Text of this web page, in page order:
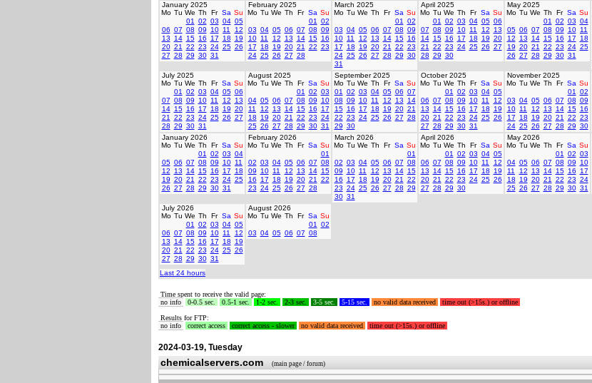
January 2025
Mo Tu We Th Fr Sa Su
01
02 03 04 05
06 07 08 09 10 11
12
13
14 15 16 17 18
19
20 21 22 23 24 25 26
27 28 29 30 31
February 2025
Mo Tu We Th Fr Sa Su
01
02
03 04 05 06 07 08 09
10 11 12 13 14 15 16
17
18 19 20 21 22 23
24 25 26 27 28
March 2025
Mo Tu We Th Fr Sa Su
01
02
03 04 05 06 07 08 09
10 11 12 13 14 15 16
17
18 19 20 21 22 23
24 25 26 27 28 29 30
31
April 2025
Mo Tu We Th Fr Sa Su
01
02 03 04 05 06
07 08 09 10 11 12
13
14 15 16 17 18 19 20
21
22 23 24 25 26 27
28 29 30
May 2025
Mo Tu We Th Fr Sa Su
01
02 03 04
05 06 07 08 09 10 11
12
13 14 15 16 17
18
19 20 21 22 23 24 25
26 27 28 29 30 31
July 2025
Mo Tu We Th Fr Sa Su
01
02 03 04 05 06
07 08 09 10 11 12
13
14 15 16 17 18 19 20
21
22 23 24 25 26 27
28 29 30 31
August 2025
Mo Tu We Th Fr Sa Su
01
02 03
04 05 06 07 08 09
10
11
12 13 14 15 16
17
18
19 20 21 22 23 24
25 26 27 28 29 30 31
September 2025
Mo Tu We Th Fr Sa Su
01
02 03 04 05 06 07
08 09 10 11 12 13
14
15 16 17 18 19 20 21
22 23 24 25 26 27 28
29 30
October 2025
Mo Tu We Th Fr Sa Su
01
02 03 04 05
06 07 08 09 10 11
12
13
14 15 16 17 18
19
20 21 22 23 24 25 26
27 28 29 30 31
November 2025
Mo Tu We Th Fr Sa Su
01
02
03 04 05 06 07 08 09
10 11 12 13 14 15 16
17
18 19 20 21 22 23
24 25 26 27 28 29 30
January 2026
Mo Tu We Th Fr Sa Su
01
02 03 04
05 06 07 08 09 10 11
12
13 14 15 16 17
18
19 20 21 22 23 24 25
26 27 28 29 30 31
February 2026
Mo Tu We Th Fr Sa Su
01
02 03 04 05 06 07 08
09
10 11 12 13 14 15
16
17 18 19 20 21
22
23 24 25 26 27 28
March 2026
Mo Tu We Th Fr Sa Su
01
02 03 04 05 06 07 08
09
10 11 12 13 14 15
16
17 18 19 20 21
22
23 24 25 26 27 28 29
30 31
April 2026
Mo Tu We Th Fr Sa Su
01
02 03 04 05
06 07 08 09 10 11
12
13
14 15 16 17 18
19
20 21 22 23 24 25 26
27 28 29 30
May 2026
Mo Tu We Th Fr Sa Su
01
02 03
04 05 06 07 08 09
10
11
12 13 14 15 16
17
18
19 20 21 22 23 24
25 26 27 28 29 30 31
July 2026
Mo Tu We Th Fr Sa Su
01
02 03 04 05
06 07 08 09 10 11
12
13
14 15 16 17 18
19
20 21 22 23 24 25 26
27 28 29 30 31
August 2026
Mo Tu We Th Fr Sa Su
01
02
03 04 05 06 07 08
Last 24 hours
Time spent to receive the valid page:
no info
0-0.5 sec. 0.5-1 sec. 1-2 sec. 2-3 sec. 3-5 sec. 5-15 sec. no valid data received
time out (>15s.) or offline
Results for FTP:
no info
correct access correct access - slower no valid data received time out (>15s.) or offline
2024-03-19, Tuesday
chemicalservers.com (main page / forum)